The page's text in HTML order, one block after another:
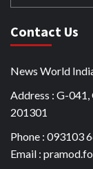
Contact Us
News World
Address : G-
201301
Phone : 093103
Email :